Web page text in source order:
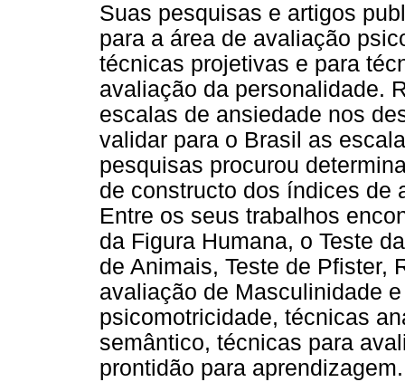
Suas pesquisas e artigos
para a área de avaliação
técnicas projetivas e para
avaliação da personalidade.
escalas de ansiedade nos
validar para o Brasil as
pesquisas procurou
de constructo dos índices de
Entre os seus trabalhos
da Figura Humana, o Teste
de Animais, Teste de Pfister,
avaliação de Masculinidade
psicomotricidade, técnicas
semântico, técnicas para
prontidão para aprendizagem.